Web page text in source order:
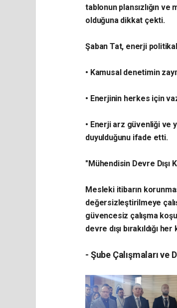
tablonun plansızlığın
olduğuna dikkat çekti.
​Şaban Tat, enerji
• ​Kamusal denetimin
• ​Enerjinin herkes için
• ​Enerji arz güvenliği ve
duyulduğunu ifade etti.
​"Mühendisin Devre Dışı
​Mesleki itibarın
değersizleştirilmeye
güvencesiz çalışma
devre dışı bırakıldığı
- ​Şube Çalışmaları ve